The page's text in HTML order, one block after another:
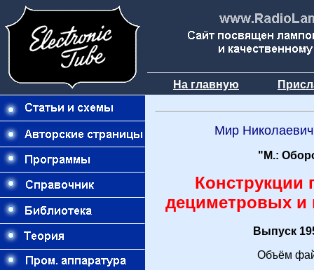
На главную
Мир
"М.:
Конструкции
дециметровых и
Выпуск
Объём